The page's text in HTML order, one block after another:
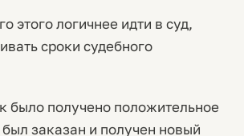
этого логичнее идти в суд,
сроки судебного
было получено положительное
заказан и получен новый